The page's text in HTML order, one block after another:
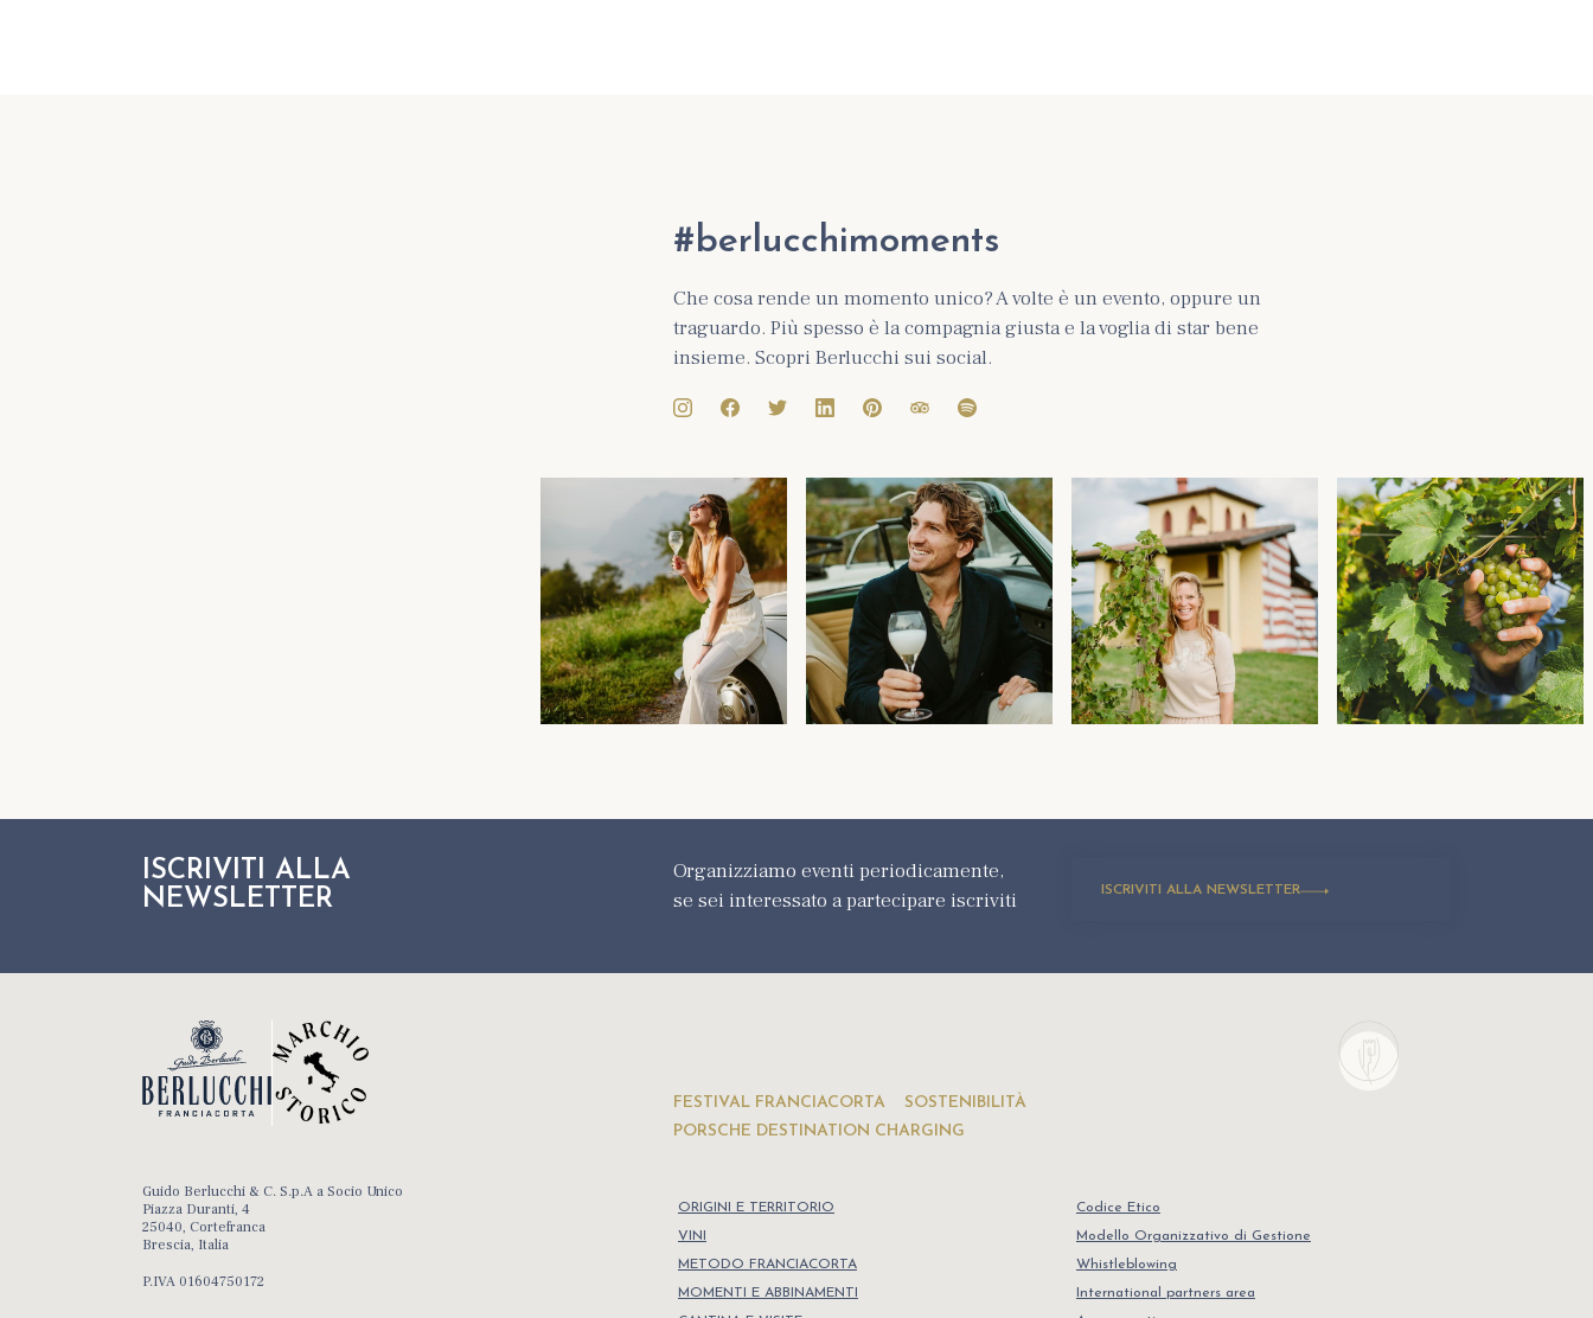
#berlucchimoments
Che cosa rende un momento unico? A volte è un evento, oppure un
traguardo. Più spesso è la compagnia giusta e la voglia di star bene
insieme. Scopri Berlucchi sui social.
ISCRIVITI ALLA
NEWSLETTER
Organizziamo eventi periodicamente,
se sei interessato a partecipare iscriviti
ISCRIVITI ALLA NEWSLETTER
Guido Berlucchi & C. S.p.A a Socio Unico
Piazza Duranti, 4
25040, Cortefranca
Brescia, Italia
P.IVA 01604750172
FESTIVAL FRANCIACORTA
SOSTENIBILITÀ
PORSCHE DESTINATION CHARGING
ORIGINI E TERRITORIO
VINI
METODO FRANCIACORTA
MOMENTI E ABBINAMENTI
Codice Etico
Modello Organizzativo di Gestione
Whistleblowing
International partners area